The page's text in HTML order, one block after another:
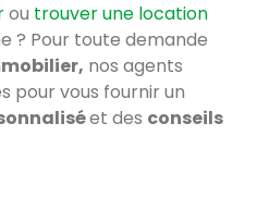
ou trouver une location
? Pour toute demande
nos agents
pour vous fournir un
et des conseils